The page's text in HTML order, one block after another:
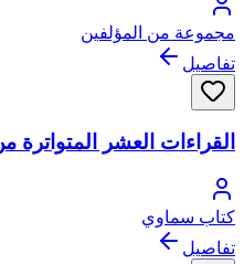
مجموعة من المؤلفين
تفاصيل
القراءات العشر
كتاب سماوي
تفاصيل